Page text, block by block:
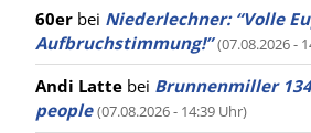
60er bei Niederlechner: “Volle
Aufbruchstimmung!” (07.08.2026 -
Andi Latte bei Brunnenmiller
people (07.08.2026 - 14:39 Uhr)